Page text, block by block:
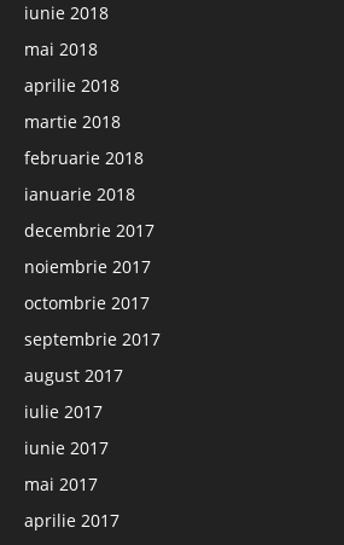
iunie 2018
mai 2018
aprilie 2018
martie 2018
februarie 2018
ianuarie 2018
decembrie 2017
noiembrie 2017
octombrie 2017
septembrie 2017
august 2017
iulie 2017
iunie 2017
mai 2017
aprilie 2017